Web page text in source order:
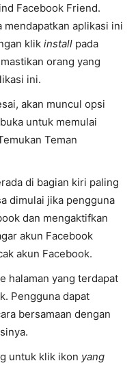
Facebook Friend.
aplikasi ini
klik install pada
orang yang
ini.
akan muncul opsi
untuk memulai
Teman
di bagian kiri paling
dimulai jika pengguna
dan mengaktifkan
akun Facebook
akun Facebook.
halaman yang terdapat
Pengguna dapat
bersamaan dengan
untuk klik ikon yang